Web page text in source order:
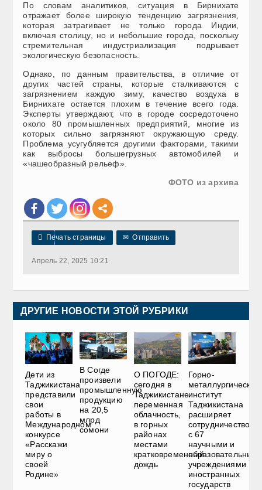
По словам аналитиков, ситуация в Бирнихате
отражает более широкую тенденцию загрязнения,
которая затрагивает не только города Индии,
включая столицу, но и небольшие города, поскольку
стремительная индустриализация подрывает
экологическую безопасность.
Однако, по данным правительства, в отличие от
других частей страны, которые сталкиваются с
загрязнением каждую зиму, качество воздуха в
Бирнихате остается плохим в течение всего года.
Эксперты утверждают, что в городе сосредоточено
около 80 промышленных предприятий, многие из
которых сильно загрязняют окружающую среду.
Проблема усугубляется другими факторами, такими
как выбросы большегрузных автомобилей и
«чашеобразный рельеф».
ФОТО из архива
 Печать страницы ✉ Отправить
Апрель 22, 2025 10:21
ДРУГИЕ НОВОСТИ ЭТОЙ РУБРИКИ
Дети из
Таджикистана
представили
свои
работы в
Международном
конкурсе
«Расскажи
миру о
своей
Родине»
В Согде
произвели
промышленную
продукцию
на 20,5
млрд
сомони
О ПОГОДЕ:
сегодня в
Таджикистане
переменная
облачность,
в горных
районах
местами
кратковременный
дождь
Горно-
металлургический
институт
Таджикистана
расширяет
сотрудничество
с 67
научными и
учреждениями
иностранных
государств